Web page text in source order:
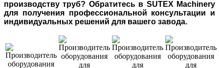
производству труб? Обратитесь в SUTEX Machinery
для получения профессиональной консультации и
индивидуальных решений для вашего завода.